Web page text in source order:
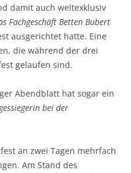
damit auch weltexklusiv
Fachgeschäft Betten Bubert
ausgerichtet hatte. Eine
die während der drei
gelaufen sind.
Abendblatt hat sogar ein
bei der
an zwei Tagen mehrfach
Am Stand des